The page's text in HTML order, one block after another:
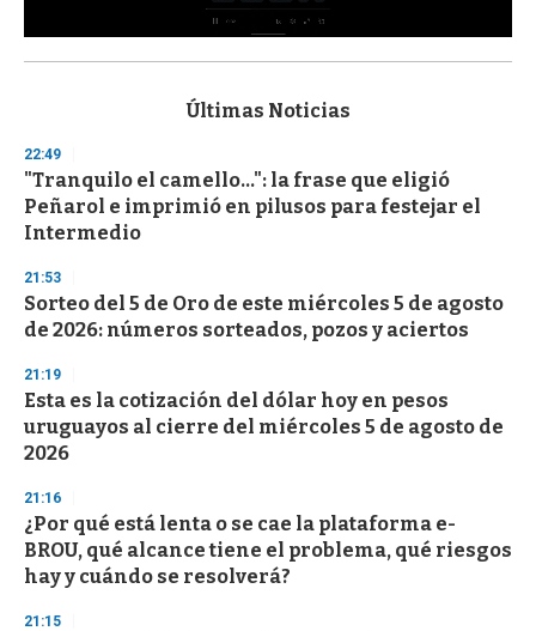
s
d
s
o
f
3
s
e
c
o
d
s
Últimas Noticias
22:49
"Tranquilo el camello...": la frase que eligió
Peñarol e imprimió en pilusos para festejar el
Intermedio
21:53
Sorteo del 5 de Oro de este miércoles 5 de agosto
de 2026: números sorteados, pozos y aciertos
21:19
Esta es la cotización del dólar hoy en pesos
uruguayos al cierre del miércoles 5 de agosto de
2026
21:16
¿Por qué está lenta o se cae la plataforma e-
BROU, qué alcance tiene el problema, qué riesgos
hay y cuándo se resolverá?
21:15